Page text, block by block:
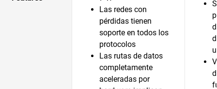
Las redes con
pérdidas tienen
soporte en todos los
protocolos
Las rutas de datos
completamente
aceleradas por